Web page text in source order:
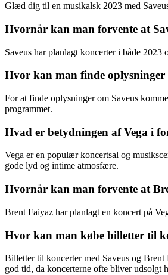
Glæd dig til en musikalsk 2023 med
Hvornår kan man forvente at
Saveus har planlagt koncerter i både 2023
Hvor kan man finde oplysninger
For at finde oplysninger om Saveus
programmet.
Hvad er betydningen af Vega i
Vega er en populær koncertsal og
gode lyd og intime atmosfære.
Hvornår kan man forvente at
Brent Faiyaz har planlagt en koncert på
Hvor kan man købe billetter til
Billetter til koncerter med Saveus og Brent
god tid, da koncerterne ofte bliver udsolgt